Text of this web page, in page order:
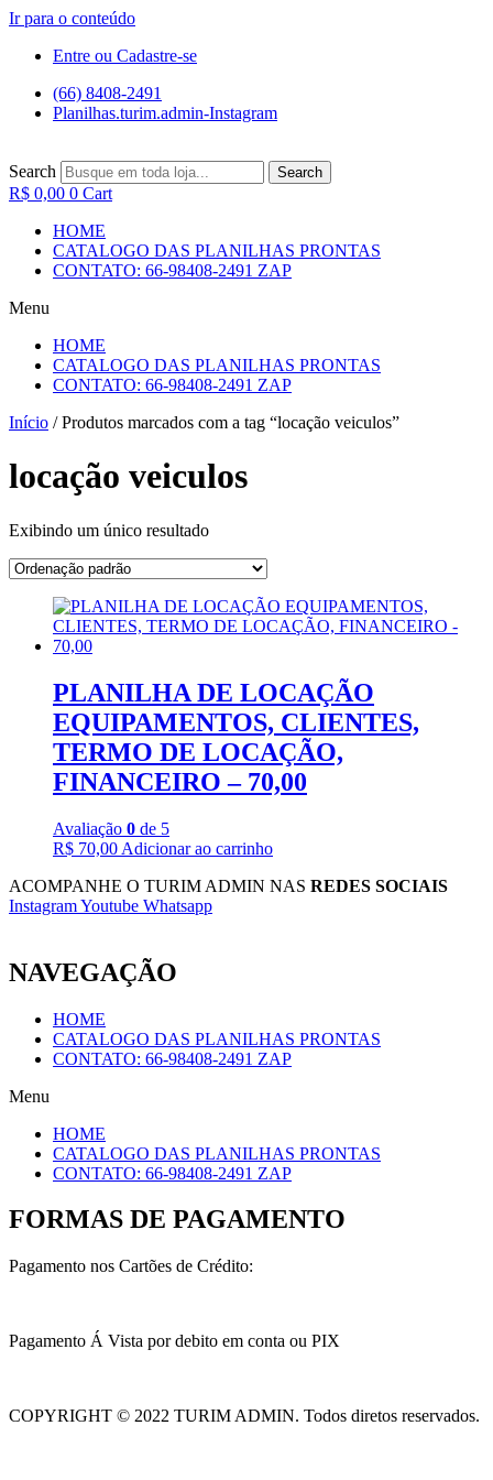
Ir para o conteúdo
Entre ou Cadastre-se
(66) 8408-2491
Planilhas.turim.admin-Instagram
Search Search
R$ 0,00 0 Cart
HOME
CATALOGO DAS PLANILHAS PRONTAS
CONTATO: 66-98408-2491 ZAP
Menu
HOME
CATALOGO DAS PLANILHAS PRONTAS
CONTATO: 66-98408-2491 ZAP
Início / Produtos marcados com a tag “locação veiculos”
locação veiculos
Exibindo um único resultado
PLANILHA DE LOCAÇÃO
EQUIPAMENTOS, CLIENTES,
TERMO DE LOCAÇÃO,
FINANCEIRO – 70,00
Avaliação 0 de 5
R$ 70,00 Adicionar ao carrinho
ACOMPANHE O TURIM ADMIN NAS REDES SOCIAIS
InstagramYoutube Whatsapp
NAVEGAÇÃO
HOME
CATALOGO DAS PLANILHAS PRONTAS
CONTATO: 66-98408-2491 ZAP
Menu
HOME
CATALOGO DAS PLANILHAS PRONTAS
CONTATO: 66-98408-2491 ZAP
FORMAS DE PAGAMENTO
Pagamento nos Cartões de Crédito:
Pagamento Á Vista por debito em conta ou PIX
COPYRIGHT © 2022 TURIM ADMIN. Todos diretos reservados.